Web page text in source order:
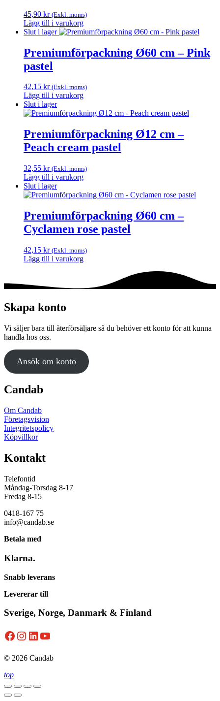
olika
alternativen
kan
väljas
på
produktsidan
45,90 kr (Exkl. moms)
Lägg till i varukorg
Slut i lager
Premiumförpackning Ø60 cm – Pink
pastel
42,15 kr (Exkl. moms)
Lägg till i varukorg
Slut i lager
Premiumförpackning Ø12 cm –
Peach cream pastel
32,55 kr (Exkl. moms)
Lägg till i varukorg
Slut i lager
Premiumförpackning Ø60 cm –
Cyclamen rose pastel
42,15 kr (Exkl. moms)
Lägg till i varukorg
Skapa konto
Vi säljer bara till återförsäljare så du behöver ett konto för att kunna
handla hos oss.
Ansök om konto
Candab
Om Candab
Företagsvision
Integritetspolicy
Köpvillkor
Kontakt
Telefontid
Måndag-Torsdag 8-17
Fredag 8-15
0418-167 75
info@candab.se
Betala med
Klarna.
Snabb leverans
Levererar till
Sverige, Norge, Danmark & Finland
Facebook
Instagram
LinkedIn
YouTube
© 2026 Candab
top